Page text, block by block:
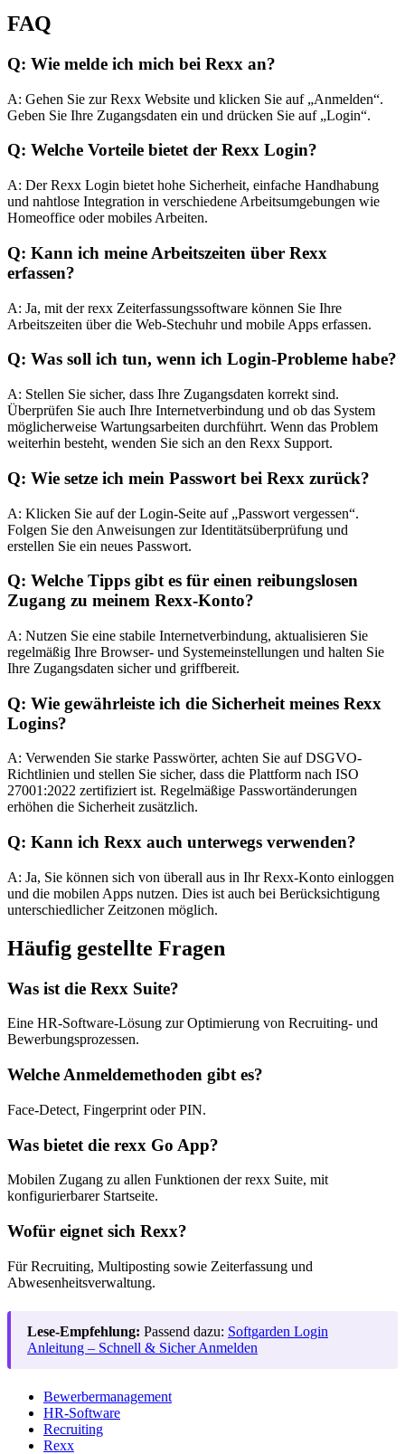
FAQ
Q: Wie melde ich mich bei Rexx an?
A: Gehen Sie zur Rexx Website und klicken Sie auf „Anmelden“.
Geben Sie Ihre Zugangsdaten ein und drücken Sie auf „Login“.
Q: Welche Vorteile bietet der Rexx Login?
A: Der Rexx Login bietet hohe Sicherheit, einfache Handhabung
und nahtlose Integration in verschiedene Arbeitsumgebungen wie
Homeoffice oder mobiles Arbeiten.
Q: Kann ich meine Arbeitszeiten über Rexx
erfassen?
A: Ja, mit der rexx Zeiterfassungssoftware können Sie Ihre
Arbeitszeiten über die Web-Stechuhr und mobile Apps erfassen.
Q: Was soll ich tun, wenn ich Login-Probleme habe?
A: Stellen Sie sicher, dass Ihre Zugangsdaten korrekt sind.
Überprüfen Sie auch Ihre Internetverbindung und ob das System
möglicherweise Wartungsarbeiten durchführt. Wenn das Problem
weiterhin besteht, wenden Sie sich an den Rexx Support.
Q: Wie setze ich mein Passwort bei Rexx zurück?
A: Klicken Sie auf der Login-Seite auf „Passwort vergessen“.
Folgen Sie den Anweisungen zur Identitätsüberprüfung und
erstellen Sie ein neues Passwort.
Q: Welche Tipps gibt es für einen reibungslosen
Zugang zu meinem Rexx-Konto?
A: Nutzen Sie eine stabile Internetverbindung, aktualisieren Sie
regelmäßig Ihre Browser- und Systemeinstellungen und halten Sie
Ihre Zugangsdaten sicher und griffbereit.
Q: Wie gewährleiste ich die Sicherheit meines Rexx
Logins?
A: Verwenden Sie starke Passwörter, achten Sie auf DSGVO-
Richtlinien und stellen Sie sicher, dass die Plattform nach ISO
27001:2022 zertifiziert ist. Regelmäßige Passwortänderungen
erhöhen die Sicherheit zusätzlich.
Q: Kann ich Rexx auch unterwegs verwenden?
A: Ja, Sie können sich von überall aus in Ihr Rexx-Konto einloggen
und die mobilen Apps nutzen. Dies ist auch bei Berücksichtigung
unterschiedlicher Zeitzonen möglich.
Häufig gestellte Fragen
Was ist die Rexx Suite?
Eine HR-Software-Lösung zur Optimierung von Recruiting- und
Bewerbungsprozessen.
Welche Anmeldemethoden gibt es?
Face-Detect, Fingerprint oder PIN.
Was bietet die rexx Go App?
Mobilen Zugang zu allen Funktionen der rexx Suite, mit
konfigurierbarer Startseite.
Wofür eignet sich Rexx?
Für Recruiting, Multiposting sowie Zeiterfassung und
Abwesenheitsverwaltung.
Lese-Empfehlung: Passend dazu: Softgarden Login
Anleitung – Schnell & Sicher Anmelden
Bewerbermanagement
HR-Software
Recruiting
Rexx